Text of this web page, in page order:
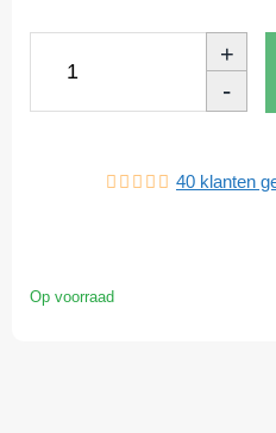
+
-
40 klanten
Op voorraad